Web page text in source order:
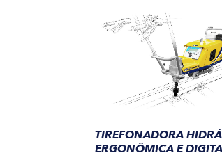
TIREFONADORA
ERGONÔMICA E